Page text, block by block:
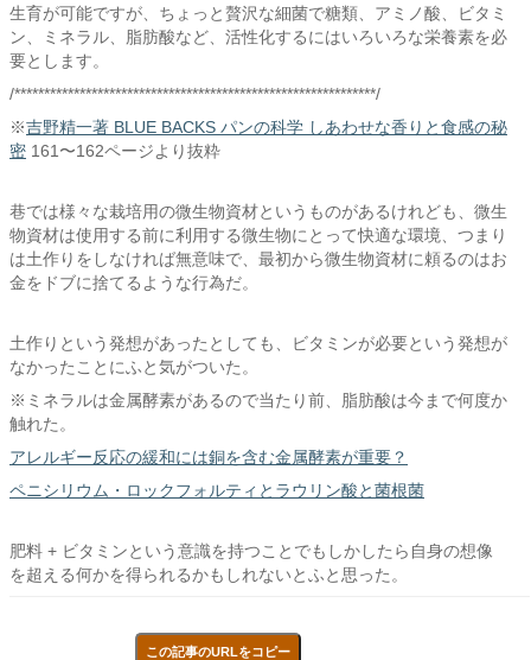
生育が可能ですが、ちょっと贅沢な細菌で糖類、アミノ酸、ビタミ
ン、ミネラル、脂肪酸など、活性化するにはいろいろな栄養素を必
要とします。
/*************************************************************/
※吉野精一著 BLUE BACKS パンの科学 しあわせな香りと食感の秘
密 161〜162ページより抜粋
巷では様々な栽培用の微生物資材というものがあるけれども、微生
物資材は使用する前に利用する微生物にとって快適な環境、つまり
は土作りをしなければ無意味で、最初から微生物資材に頼るのはお
金をドブに捨てるような行為だ。
土作りという発想があったとしても、ビタミンが必要という発想が
なかったことにふと気がついた。
※ミネラルは金属酵素があるので当たり前、脂肪酸は今まで何度か
触れた。
アレルギー反応の緩和には銅を含む金属酵素が重要？
ペニシリウム・ロックフォルティとラウリン酸と菌根菌
肥料 + ビタミンという意識を持つことでもしかしたら自身の想像
を超える何かを得られるかもしれないとふと思った。
この記事のURLをコピー